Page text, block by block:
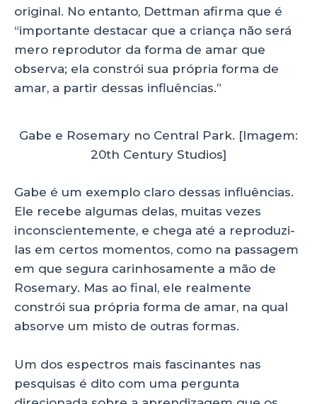
original. No entanto, Dettman afirma que é
“importante destacar que a criança não será
mero reprodutor da forma de amar que
observa; ela constrói sua própria forma de
amar, a partir dessas influências.”
Gabe e Rosemary no Central Park. [Imagem:
20th Century Studios]
Gabe é um exemplo claro dessas influências.
Ele recebe algumas delas, muitas vezes
inconscientemente, e chega até a reproduzi-
las em certos momentos, como na passagem
em que segura carinhosamente a mão de
Rosemary. Mas ao final, ele realmente
constrói sua própria forma de amar, na qual
absorve um misto de outras formas.
Um dos espectros mais fascinantes nas
pesquisas é dito com uma pergunta